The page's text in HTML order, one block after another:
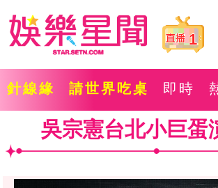
1
針線緣 請世界吃桌 即時
吳宗憲台北小巨蛋